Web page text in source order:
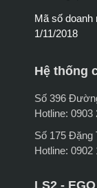
Mã số doanh
1/11/2018
Hệ thống
Số 396
Hotline: 0903
Số 175
Hotline: 0902